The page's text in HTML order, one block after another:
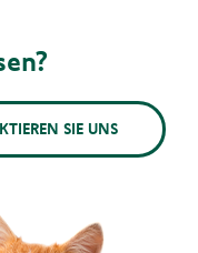
SIE UNS